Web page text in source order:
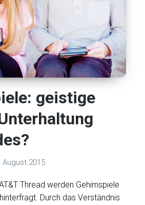
geistige
August 2015
Thread werden Gehirnspiele
Durch das Verständnis